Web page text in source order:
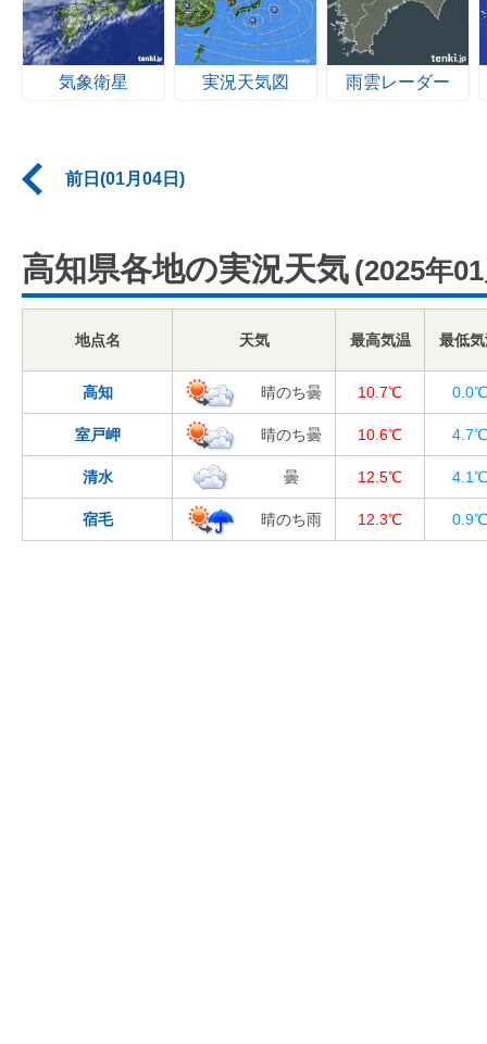
気象衛星 実況天気図 雨雲レーダー
前日(01月04日)
高知県各地の実況天気 (2025年
地点名 天気 最高気温 最低
高知 晴のち曇 10.7℃ 0.0℃
室戸岬 晴のち曇 10.6℃ 4.7℃
清水 曇 12.5℃ 4.1℃
宿毛 晴のち雨 12.3℃ 0.9℃